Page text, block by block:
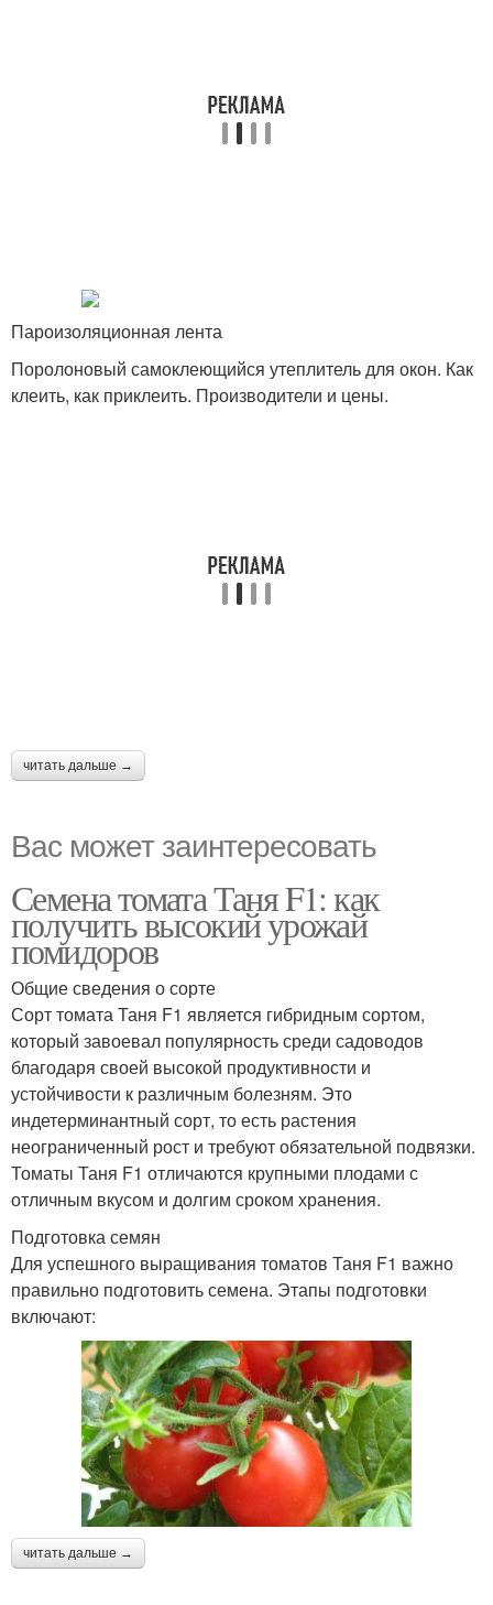
Пароизоляционная лента
Поролоновый самоклеющийся утеплитель для окон. Как
клеить, как приклеить. Производители и цены.
читать дальше →
Вас может заинтересовать
Семена томата Таня F1: как
получить высокий урожай
помидоров
Общие сведения о сорте
Сорт томата Таня F1 является гибридным сортом,
который завоевал популярность среди садоводов
благодаря своей высокой продуктивности и
устойчивости к различным болезням. Это
индетерминантный сорт, то есть растения
неограниченный рост и требуют обязательной подвязки.
Томаты Таня F1 отличаются крупными плодами с
отличным вкусом и долгим сроком хранения.
Подготовка семян
Для успешного выращивания томатов Таня F1 важно
правильно подготовить семена. Этапы подготовки
включают:
читать дальше →